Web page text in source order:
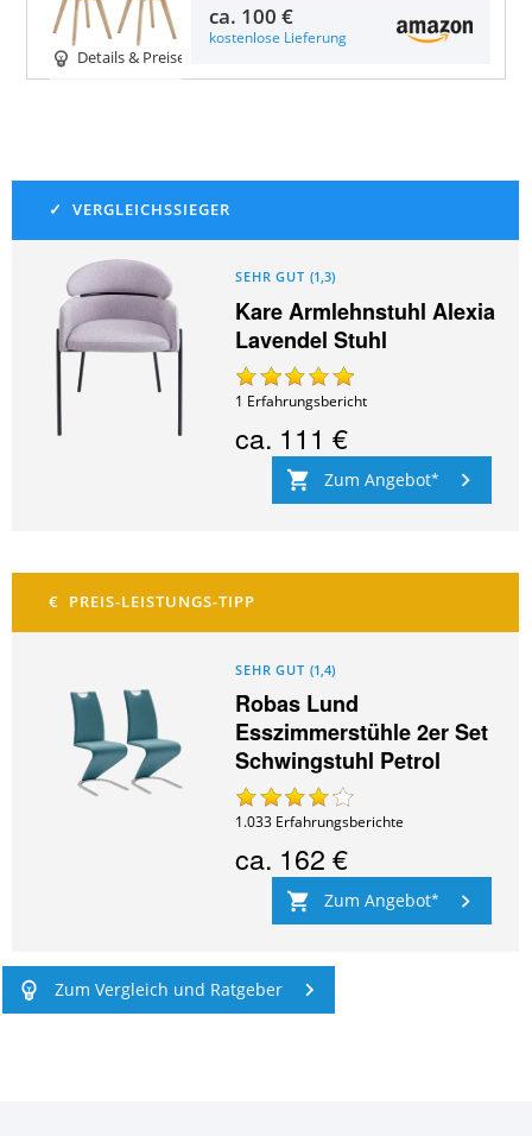
Details & Preise
ca. 100 €
kostenlose Lieferung
SEHR GUT (1,3)
Kare Armlehnstuhl Alexia
Lavendel Stuhl
1 Erfahrungsbericht
ca. 111 €
Zum Angebot
SEHR GUT (1,4)
Robas Lund
Esszimmerstühle 2er Set
Schwingstuhl Petrol
1.033 Erfahrungsberichte
ca. 162 €
Zum Angebot
Zum Vergleich und Ratgeber